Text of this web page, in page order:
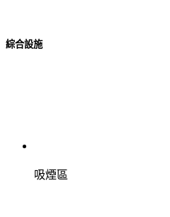
綜合設施
吸煙區